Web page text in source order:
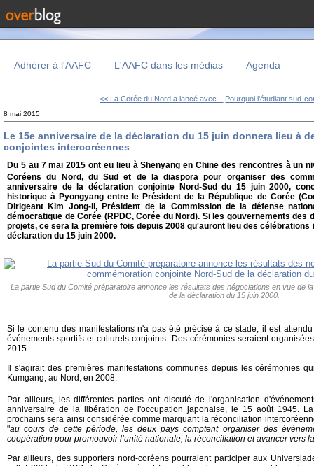
Adhérer à l'AAFC L'AAFC dans les médias Agenda
<< La Corée du Nord a lancé avec... Pourquoi l'étudiant sud-
8 mai 2015
Le 15e anniversaire de la déclaration du 15 juin donnera lieu à
conjointes intercoréennes
Du 5 au 7 mai 2015 ont eu lieu à Shenyang en Chine des rencontres à un
Coréens du Nord, du Sud et de la diaspora pour organiser des
anniversaire de la déclaration conjointe Nord-Sud du 15 juin 2000,
historique à Pyongyang entre le Président de la République de Corée
Dirigeant Kim Jong-il, Président de la Commission de la défense
démocratique de Corée (RPDC, Corée du Nord). Si les gouvernements des
projets, ce sera la première fois depuis 2008 qu'auront lieu des
déclaration du 15 juin 2000.
La partie Sud du Comité préparatoire annonce les résultats des négociations en vue de
de la déclaration du 15 juin 2000.
Si le contenu des manifestations n'a pas été précisé à ce stade, il est
événements sportifs et culturels conjoints. Des cérémonies seraient
2015.
Il s'agirait des premières manifestations communes depuis les cérémonies
Kumgang, au Nord, en 2008.
Par ailleurs, les différentes parties ont discuté de l'organisation
anniversaire de la libération de l'occupation japonaise, le 15 août 1945.
prochains sera ainsi considérée comme marquant la réconciliation
"au cours de cette période, les deux pays comptent organiser des
coopération pour promouvoir l’unité nationale, la réconciliation et avancer vers
Par ailleurs, des supporters nord-coréens pourraient participer aux